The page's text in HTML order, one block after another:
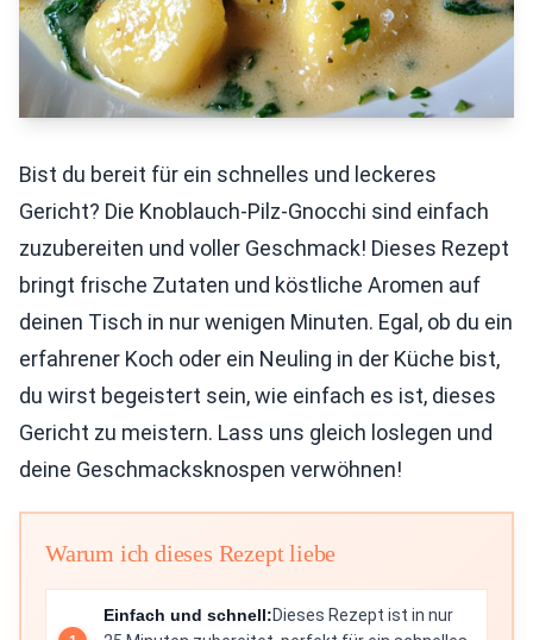
Bist du bereit für ein schnelles und leckeres
Gericht? Die Knoblauch-Pilz-Gnocchi sind einfach
zuzubereiten und voller Geschmack! Dieses Rezept
bringt frische Zutaten und köstliche Aromen auf
deinen Tisch in nur wenigen Minuten. Egal, ob du ein
erfahrener Koch oder ein Neuling in der Küche bist,
du wirst begeistert sein, wie einfach es ist, dieses
Gericht zu meistern. Lass uns gleich loslegen und
deine Geschmacksknospen verwöhnen!
Warum ich dieses Rezept liebe
Einfach und schnell:Dieses Rezept ist in nur